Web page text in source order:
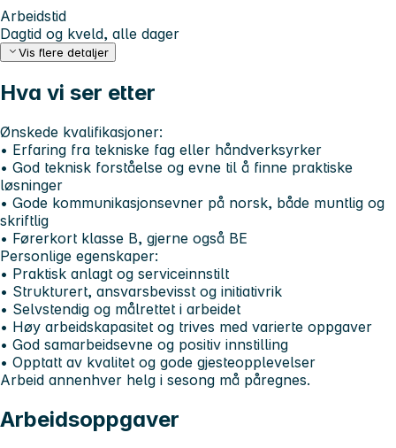
Arbeidstid
Dagtid og kveld, alle dager
Vis flere detaljer
Hva vi ser etter
Ønskede kvalifikasjoner:
• Erfaring fra tekniske fag eller håndverksyrker
• God teknisk forståelse og evne til å finne praktiske
løsninger
• Gode kommunikasjonsevner på norsk, både muntlig og
skriftlig
• Førerkort klasse B, gjerne også BE
Personlige egenskaper:
• Praktisk anlagt og serviceinnstilt
• Strukturert, ansvarsbevisst og initiativrik
• Selvstendig og målrettet i arbeidet
• Høy arbeidskapasitet og trives med varierte oppgaver
• God samarbeidsevne og positiv innstilling
• Opptatt av kvalitet og gode gjesteopplevelser
Arbeid annenhver helg i sesong må påregnes.
Arbeidsoppgaver